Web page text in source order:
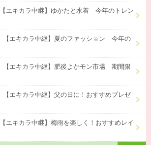
エキカラ中継】ゆかたと水着 今年のトレン
【エキカラ中継】夏のファッション 今年の
【エキカラ中継】肥後よかモン市場 期間限
【エキカラ中継】父の日に！おすすめプレゼ
エキカラ中継】梅雨を楽しく！おすすめレイ